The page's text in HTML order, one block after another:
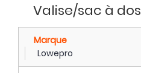
Valise/sac à dos
Marque
Lowepro